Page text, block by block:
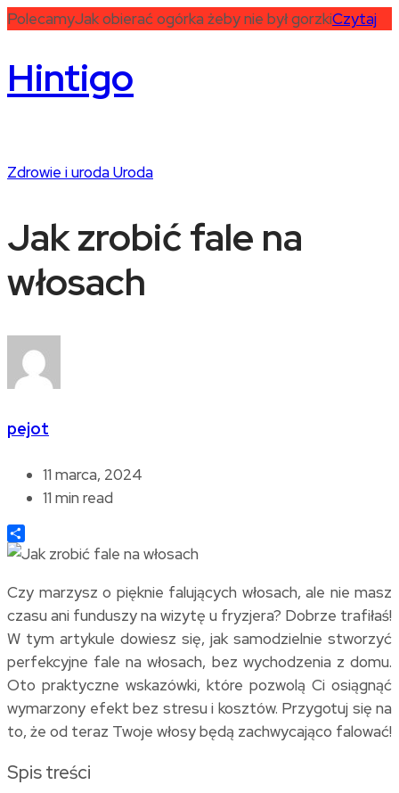
PolecamyJak obierać ogórka żeby nie był gorzkiCzytaj
Hintigo
Zdrowie i urodaUroda
Jak zrobić fale na
włosach
pejot
11 marca, 2024
11 min read
Share
Czy marzysz o pięknie falujących włosach, ale nie masz
czasu ani funduszy na wizytę u fryzjera? Dobrze trafiłaś!
W tym artykule dowiesz się, jak samodzielnie stworzyć
perfekcyjne fale na włosach, bez wychodzenia z domu.
Oto praktyczne wskazówki, które pozwolą Ci osiągnąć
wymarzony efekt bez stresu i kosztów. Przygotuj się na
to, że od teraz Twoje włosy będą zachwycająco falować!
Spis treści